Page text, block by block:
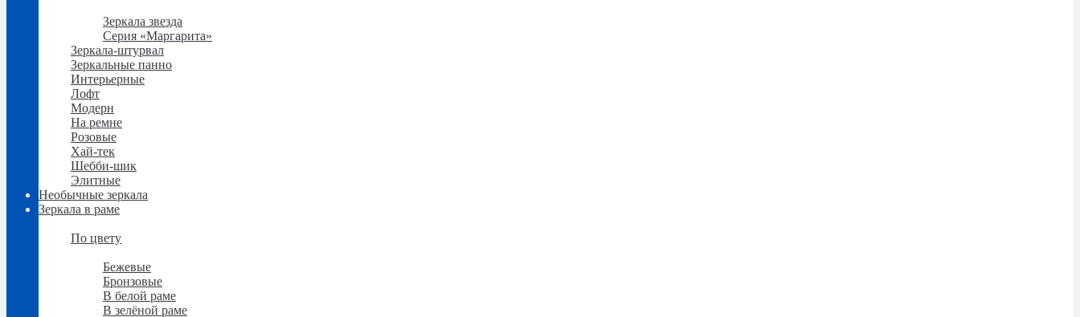
Зеркала звезда
Серия «Маргарита»
Зеркала-штурвал
Зеркальные панно
Интерьерные
Лофт
Модерн
На ремне
Розовые
Хай-тек
Шебби-шик
Элитные
Необычные зеркала
Зеркала в раме
По цвету
Бежевые
Бронзовые
В белой раме
В зелёной раме